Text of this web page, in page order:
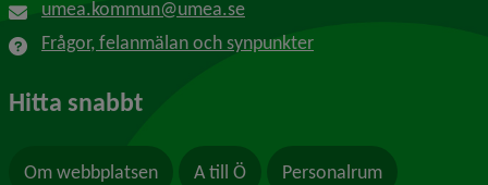
umea.kommun@umea.se
Frågor, felanmälan och synpunkter
Hitta snabbt
Om webbplatsen A till Ö Personalrum